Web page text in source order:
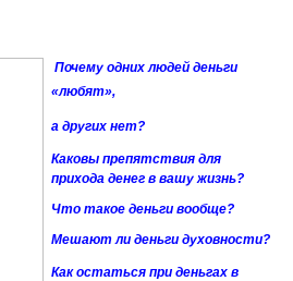
Почему одних людей деньги
«любят»,
а других нет?
Каковы препятствия для
прихода денег в вашу жизнь?
Что такое деньги вообще?
Мешают ли деньги духовности?
Как остаться при деньгах в